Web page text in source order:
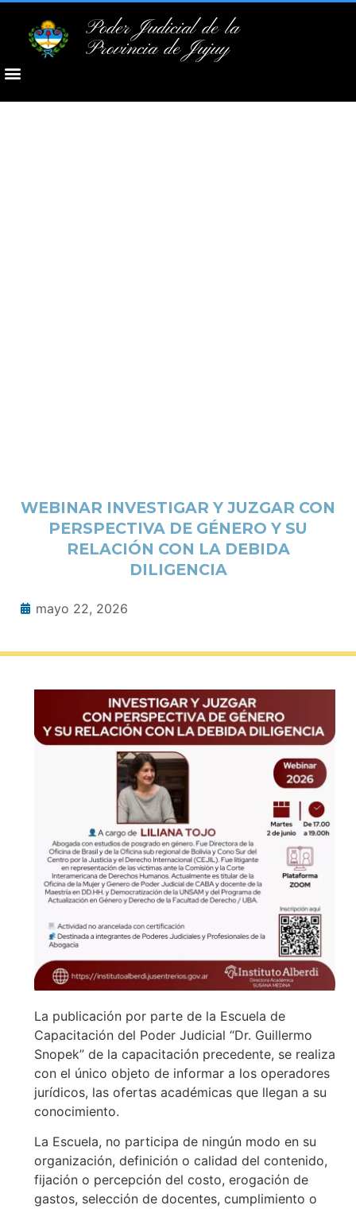
Poder Judicial de la
Provincia de Jujuy
WEBINAR INVESTIGAR Y JUZGAR CON
PERSPECTIVA DE GÉNERO Y SU
RELACIÓN CON LA DEBIDA
DILIGENCIA
mayo 22, 2026
La publicación por parte de la Escuela de
Capacitación del Poder Judicial “Dr. Guillermo
Snopek” de la capacitación precedente, se realiza
con el único objeto de informar a los operadores
jurídicos, las ofertas académicas que llegan a su
conocimiento.
La Escuela, no participa de ningún modo en su
organización, definición o calidad del contenido,
fijación o percepción del costo, erogación de
gastos, selección de docentes, cumplimiento o